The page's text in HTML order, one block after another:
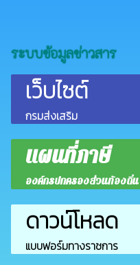
ระบบข้อมูลข่าวสาร
เว็บไซต์
กรมส่งเสริม
แผนที่ภาษี
องค์กรปกครองส่วนท้องถิ่น
ดาวน์โหลด
แบบฟอร์มทางราชการ